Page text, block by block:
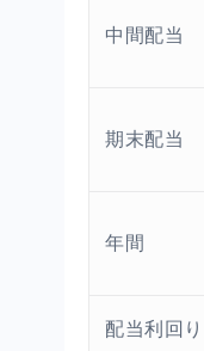
中間配当
期末配当
年間
配当利回り